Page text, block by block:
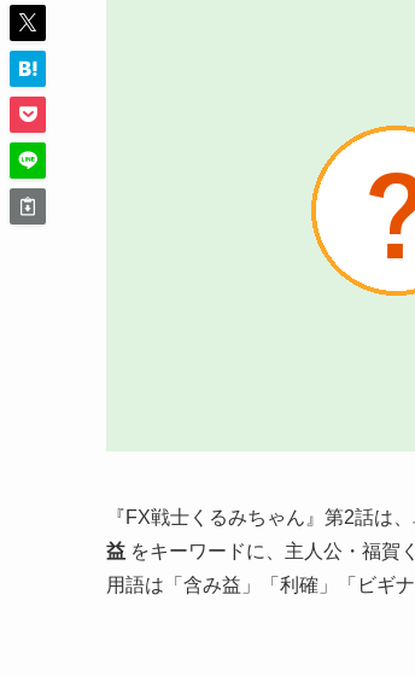
『FX戦士くるみちゃん』第2話は
益 をキーワードに、主人公・福賀
用語は「含み益」「利確」「ビギ